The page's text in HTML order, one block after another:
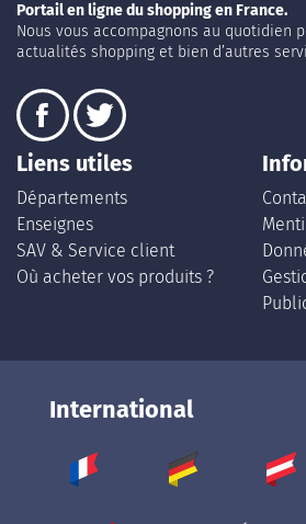
Portail en ligne du shopping en France.
Nous vous accompagnons au quotidien
actualités shopping et bien d’autres
Liens utiles
Départements
Enseignes
SAV & Service client
Où acheter vos produits ?
International